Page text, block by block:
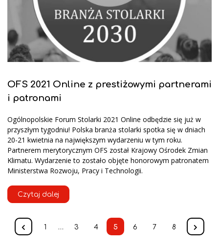
OFS 2021 Online z prestiżowymi partnerami
i patronami
Ogólnopolskie Forum Stolarki 2021 Online odbędzie się już w
przyszłym tygodniu! Polska branża stolarki spotka się w dniach
20-21 kwietnia na największym wydarzeniu w tym roku.
Partnerem merytorycznym OFS został Krajowy Ośrodek Zmian
Klimatu. Wydarzenie to zostało objęte honorowym patronatem
Ministerstwa Rozwoju, Pracy i Technologii.
Czytaj dalej
1 … 3 4 5 6 7 8